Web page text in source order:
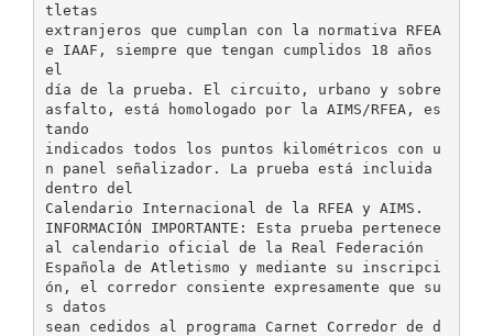
tletas
extranjeros que cumplan con la normativa RFEA
e IAAF, siempre que tengan cumplidos 18 años
el
día de la prueba. El circuito, urbano y sobre
asfalto, está homologado por la AIMS/RFEA, es
tando
indicados todos los puntos kilométricos con u
n panel señalizador. La prueba está incluida
dentro del
Calendario Internacional de la RFEA y AIMS.
INFORMACIÓN IMPORTANTE: Esta prueba pertenece
al calendario oficial de la Real Federación
Española de Atletismo y mediante su inscripci
ón, el corredor consiente expresamente que su
s datos
sean cedidos al programa Carnet Corredor de d